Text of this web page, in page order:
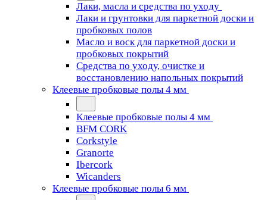
Лаки, масла и средства по уходу
Лаки и грунтовки для паркетной доски и
пробковых полов
Масло и воск для паркетной доски и
пробковых покрытий
Средства по уходу, очистке и
восстановлению напольных покрытий
Клеевые пробковые полы 4 мм
Клеевые пробковые полы 4 мм
BFM CORK
Corkstyle
Granorte
Ibercork
Wicanders
Клеевые пробковые полы 6 мм